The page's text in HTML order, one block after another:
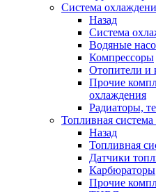
Система
Назад
Система
Водяные
Компрессоры
Отопители и
Прочие
охлаждения
Радиаторы,
Топливная система
Назад
Топливная
Датчики
Карбюраторы
Прочие